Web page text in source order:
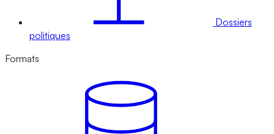
Dossiers
politiques
Formats